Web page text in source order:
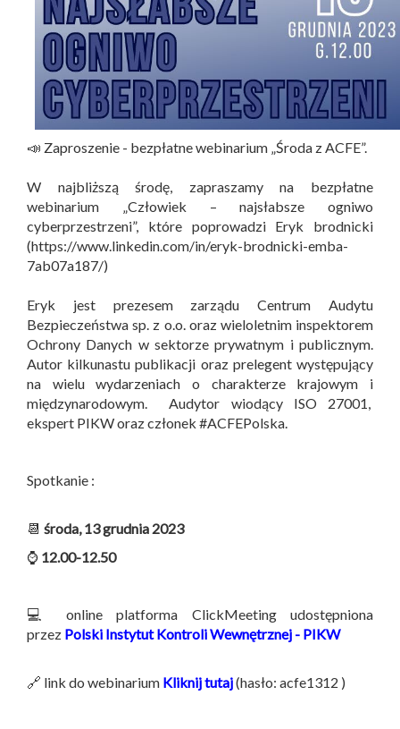
📣 Zaproszenie - bezpłatne webinarium „Środa z ACFE”.
W najbliższą środę, zapraszamy na bezpłatne
webinarium „Człowiek – najsłabsze ogniwo
cyberprzestrzeni”, które poprowadzi Eryk brodnicki
(https://www.linkedin.com/in/eryk-brodnicki-emba-
7ab07a187/)
Eryk jest prezesem zarządu Centrum Audytu
Bezpieczeństwa sp. z o.o. oraz wieloletnim inspektorem
Ochrony Danych w sektorze prywatnym i publicznym.
Autor kilkunastu publikacji oraz prelegent występujący
na wielu wydarzeniach o charakterze krajowym i
międzynarodowym. Audytor wiodący ISO 27001,
ekspert PIKW oraz członek #ACFEPolska.
Spotkanie :
📆 środa, 13 grudnia 2023
⌚ 12.00-12.50
💻 online platforma ClickMeeting udostępniona
przez Polski Instytut Kontroli Wewnętrznej - PIKW
🔗 link do webinarium Kliknij tutaj(hasło: acfe1312 )